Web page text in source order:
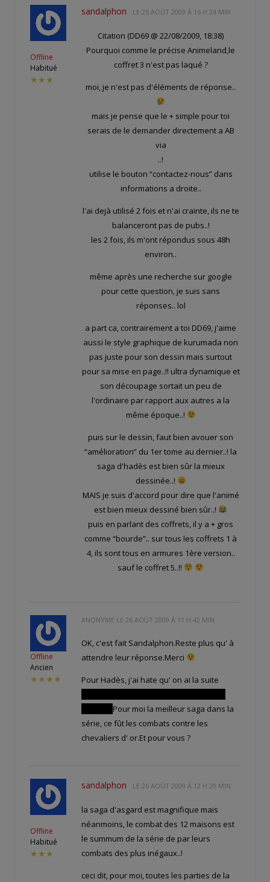
Offline
Habitué
★★★
sandalphon LE 25 AOÛT 2009 À 16 H 24 MIN
Citation (DD69 @ 22/08/2009, 18:38)
Pourquoi comme le précise Animeland,le
coffret 3 n'est pas laqué ?
moi, je n'est pas d'éléments de réponse..
mais je pense que le + simple pour toi
serais de le demander directement a AB
via
..!
utilise le bouton “contactez-nous” dans
informations a droite..
l'ai dejà utilisé 2 fois et n'ai crainte, ils ne te
balanceront pas de pubs..!
les 2 fois, ils m'ont répondus sous 48h
environ..
même après une recherche sur google
pour cette question, je suis sans
réponses.. lol
a part ca, contrairement a toi DD69, j'aime
aussi le style graphique de kurumada non
pas juste pour son dessin mais surtout
pour sa mise en page..!! ultra dynamique et
son découpage sortait un peu de
l'ordinaire par rapport aux autres a la
même époque..!
puis sur le dessin, faut bien avouer son
“amélioration” du 1er tome au dernier..! la
saga d'hadès est bien sûr la mieux
dessinée..!
MAIS je suis d'accord pour dire que l'animé
est bien mieux dessiné bien sûr..!
puis en parlant des coffrets, il y a + gros
comme “bourde”.. sur tous les coffrets 1 à
4, ils sont tous en armures 1ère version..
sauf le coffret 5..!!
Offline
Ancien
★★★★
ANONYME LE 26 AOÛT 2009 À 11 H 42 MIN
OK, c'est fait Sandalphon.Reste plus qu' à
attendre leur réponse.Merci
Pour Hadès, j'ai hate qu' on ai la suite
Pour moi la meilleur saga dans la
série, ce fût les combats contre les
chevaliers d' or.Et pour vous ?
Offline
Habitué
★★★
sandalphon LE 26 AOÛT 2009 À 12 H 29 MIN
la saga d'asgard est magnifique mais
néanmoins, le combat des 12 maisons est
le summum de la série de par leurs
combats des plus inégaux..!
ceci dit, pour moi, toutes les parties de la